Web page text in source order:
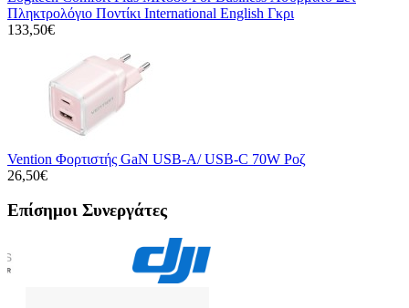
Πληκτρολόγιο Ποντίκι International English Γκρι
133,50€
Vention Φορτιστής GaN USB-A/ USB-C 70W Ροζ
26,50€
Επίσημοι Συνεργάτες